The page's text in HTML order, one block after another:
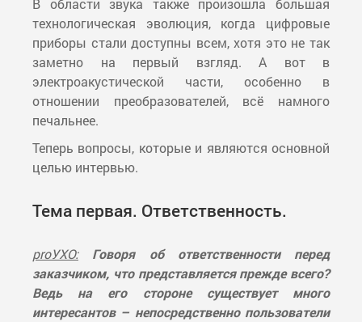
В области звука также произошла большая
технологическая эволюция, когда цифровые
приборы стали доступны всем, хотя это не так
заметно на первый взгляд. А вот в
электроакустической части, особенно в
отношении преобразователей, всё намного
печальнее.
Теперь вопросы, которые и являются основной
целью интервью.
Тема первая. Ответственность.
proУХО:
Говоря об ответственности перед
заказчиком, что представляется прежде всего?
Ведь на его стороне существует много
интересантов – непосредственно пользователи